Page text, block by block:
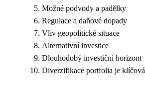
Možné podvody a padělky
Regulace a daňové dopady
Vliv geopolitické situace
Alternativní investice
Dlouhodobý investiční horizont
Diverzifikace portfolia je klíčová